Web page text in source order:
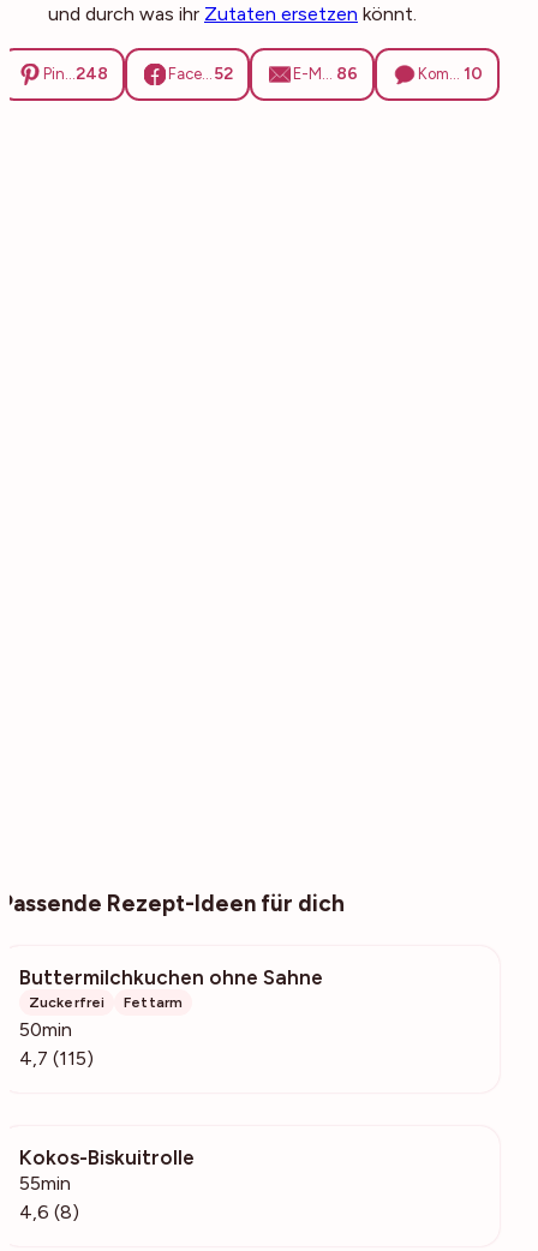
und durch was ihr Zutaten ersetzen könnt.
248 52 86 10
Passende Rezept-Ideen für dich
Buttermilchkuchen ohne Sahne
Zuckerfrei Fettarm
50min
4,7 (115)
Kokos-Biskuitrolle
55min
4,6 (8)